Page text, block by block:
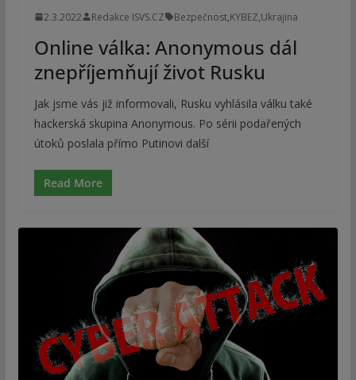
2.3.2022 Redakce ISVS.CZ Bezpečnost,KYBEZ,Ukrajina
Online válka: Anonymous dál
znepříjemňují život Rusku
Jak jsme vás již informovali, Rusku vyhlásila válku také
hackerská skupina Anonymous. Po sérii podařených
útoků poslala přímo Putinovi další
Read More